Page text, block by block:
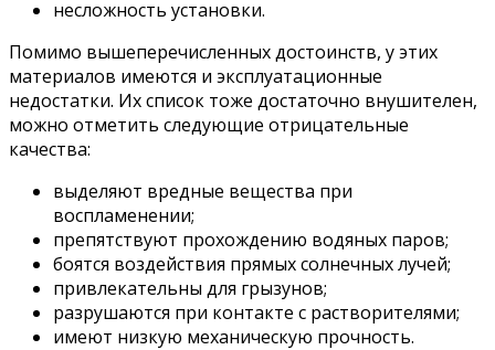
несложность установки.
Помимо вышеперечисленных достоинств, у этих
материалов имеются и эксплуатационные
недостатки. Их список тоже достаточно внушителен,
можно отметить следующие отрицательные
качества:
выделяют вредные вещества при
воспламенении;
препятствуют прохождению водяных паров;
боятся воздействия прямых солнечных лучей;
привлекательны для грызунов;
разрушаются при контакте с растворителями;
имеют низкую механическую прочность.